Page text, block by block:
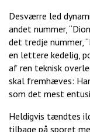
Desværre led
andet nummer,
det tredje nummer,
en lettere kedelig,
af ren teknisk
skal fremhæves:
som det mest
Heldigvis tændtes
tilbage på sporet